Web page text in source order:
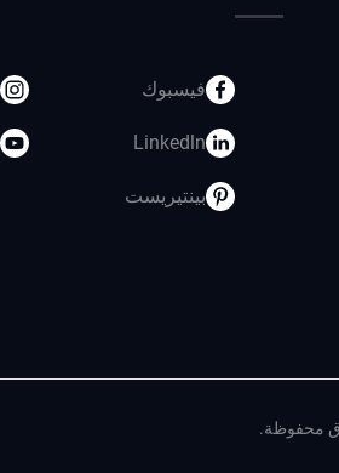
فيسبوك
Linkedln
بينتيريست